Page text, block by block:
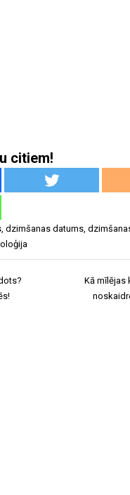
citiem!
,dzimšanas datums ,
Kā mīlējas